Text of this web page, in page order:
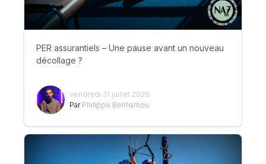
PER assurantiels – Une pause avant un nouveau
décollage ?
vendredi 31 juillet 2026
Par Philippe Benhamou